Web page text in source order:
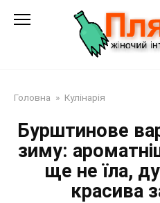
Головна » Кулінарія
Бурштинове
зиму:
ще не їла,
красива